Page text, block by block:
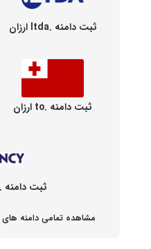
ثبت دامنه .ltda ارزان
ثبت دامنه .to ارزان
ثبت دامنه .agency ارزان
مشاهده تمامی دامنه